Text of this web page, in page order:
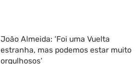
João Almeida: ‘Foi uma Vuelta
estranha, mas podemos estar muito
orgulhosos’